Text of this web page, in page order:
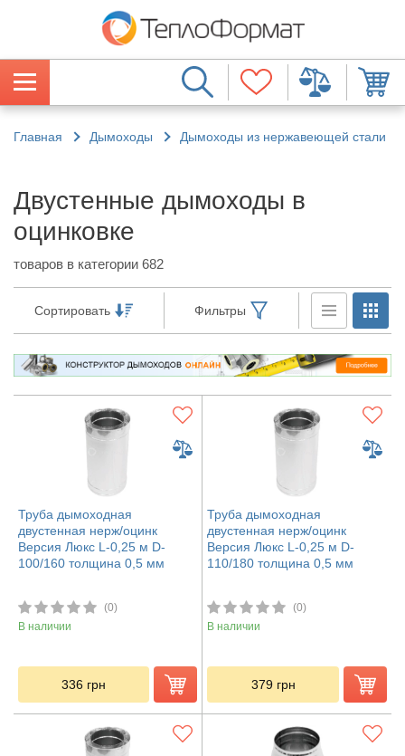
Главная Дымоходы Дымоходы из нержавеющей стали
Двустенные дымоходы в
оцинковке
товаров в категории 682
Сортировать Фильтры
Труба дымоходная
двустенная нерж/оцинк
Версия Люкс L-0,25 м D-
100/160 толщина 0,5 мм
(0)
В наличии
336 грн
Труба дымоходная
двустенная нерж/оцинк
Версия Люкс L-0,25 м D-
110/180 толщина 0,5 мм
(0)
В наличии
379 грн